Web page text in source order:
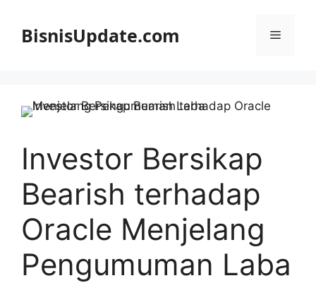
BisnisUpdate.com Menu
Investor Bersikap
Bearish terhadap
Oracle Menjelang
Pengumuman Laba